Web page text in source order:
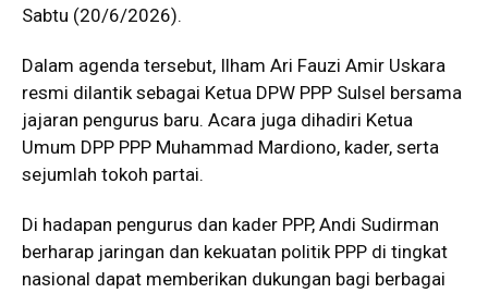
Sabtu (20/6/2026).
Dalam agenda tersebut, Ilham Ari Fauzi Amir Uskara
resmi dilantik sebagai Ketua DPW PPP Sulsel bersama
jajaran pengurus baru. Acara juga dihadiri Ketua
Umum DPP PPP Muhammad Mardiono, kader, serta
sejumlah tokoh partai.
Di hadapan pengurus dan kader PPP, Andi Sudirman
berharap jaringan dan kekuatan politik PPP di tingkat
nasional dapat memberikan dukungan bagi berbagai